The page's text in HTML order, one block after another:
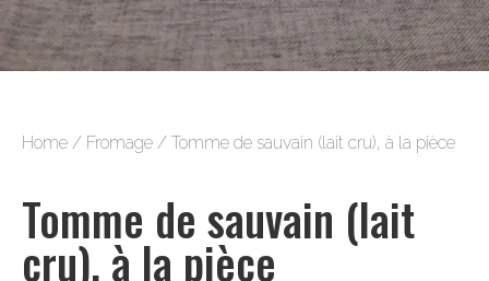
Home / Fromage / Tomme de sauvain (lait cru), à la pièce
Tomme de sauvain (lait
cru), à la pièce